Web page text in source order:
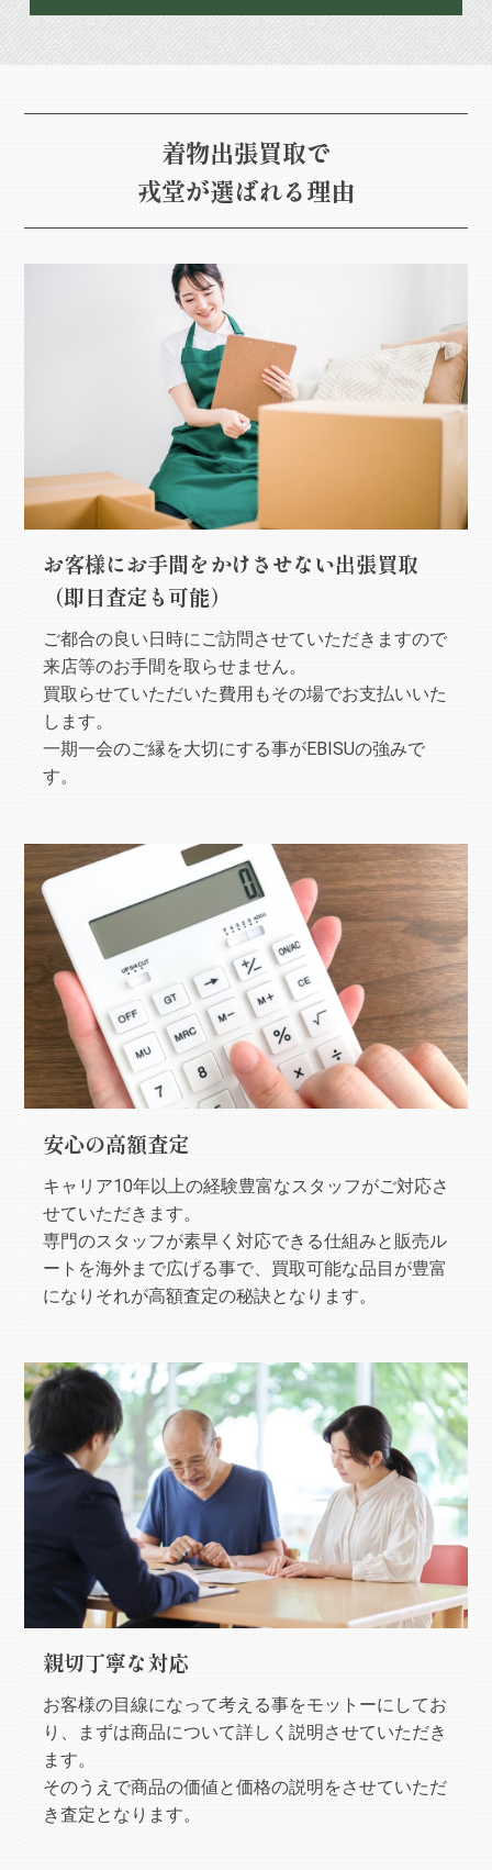
着物出張買取で
戎堂が選ばれる理由
お客様にお手間をかけさせない出張買取
（即日査定も可能）
ご都合の良い日時にご訪問させていただきますので
来店等のお手間を取らせません。
買取らせていただいた費用もその場でお支払いいた
します。
一期一会のご縁を大切にする事がEBISUの強みで
す。
安心の高額査定
キャリア10年以上の経験豊富なスタッフがご対応さ
せていただきます。
専門のスタッフが素早く対応できる仕組みと販売ル
ートを海外まで広げる事で、買取可能な品目が豊富
になりそれが高額査定の秘訣となります。
親切丁寧な対応
お客様の目線になって考える事をモットーにしてお
り、まずは商品について詳しく説明させていただき
ます。
そのうえで商品の価値と価格の説明をさせていただ
き査定となります。